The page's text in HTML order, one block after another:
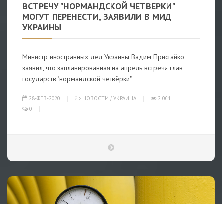
ВСТРЕЧУ "НОРМАНДСКОЙ ЧЕТВЕРКИ"
МОГУТ ПЕРЕНЕСТИ, ЗАЯВИЛИ В МИД
УКРАИНЫ
Министр иностранных дел Украины Вадим Пристайко
заявил, что запланированная на апрель встреча глав
государств "нормандской четвёрки"
28-ФЕВ-2020 НОВОСТИ / УКРАИНА
2 001
0